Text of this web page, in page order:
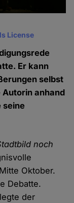
License
Er kann
selbst
anhand
seine
noch
Oktober.
Debatte.
legte der